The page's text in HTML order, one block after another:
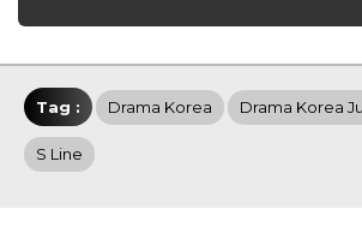
Tag : Drama Korea Drama Korea
S Line